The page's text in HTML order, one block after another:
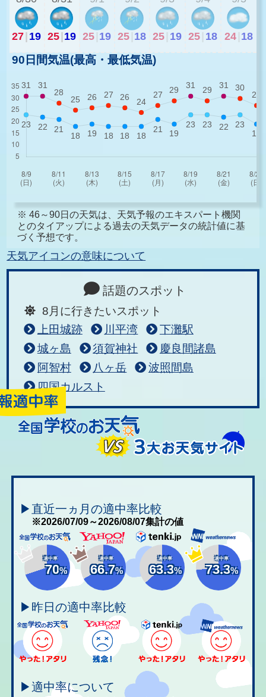
27 19 25 19 25 19 25 18 25 19 25 18 24 18
90日間気温(最高・最低気温)
※ 46～90日の天気は、天気予報のエキスパート機関
とのタイアップによる過去の天気データの統計値に基
づく予想です。
天気アイコンの意味について
話題のスポット
8月に行きたいスポット
上田城跡
川平湾
下灘駅
城ヶ島
須賀神社
慶良間諸島
阿智村
八ヶ岳
波照間島
四国カルスト
▶直近一ヵ月の適中率比較
※2026/07/09～2026/08/07集計の値
適中率
70%
適中率
66.7%
適中率
63.3%
適中率
73.3%
▶昨日の適中率比較
▶適中率について